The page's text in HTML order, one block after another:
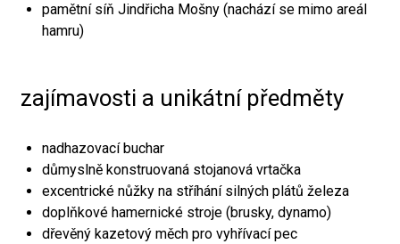
pamětní síň Jindřicha Mošny (nachází se mimo areál
hamru)
zajímavosti a unikátní předměty
nadhazovací buchar
důmyslně konstruovaná stojanová vrtačka
excentrické nůžky na stříhání silných plátů železa
doplňkové hamernické stroje (brusky, dynamo)
dřevěný kazetový měch pro vyhřívací pec